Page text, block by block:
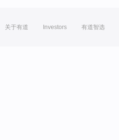
关于有道 Investors 有道智选